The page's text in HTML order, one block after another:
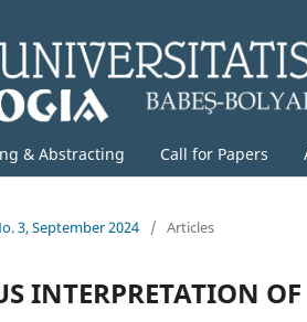
& Abstracting Call for Papers
3, September 2024 / Articles
INTERPRETATION